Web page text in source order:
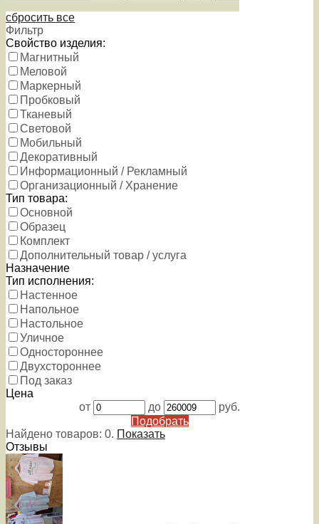
сбросить все
Фильтр
Свойство изделия:
Магнитный
Меловой
Маркерный
Пробковый
Тканевый
Световой
Мобильный
Декоративный
Информационный / Рекламный
Организационный / Хранение
Тип товара:
Основной
Образец
Комплект
Дополнительный товар / услуга
Назначение
Тип исполнения:
Настенное
Напольное
Настольное
Уличное
Одностороннее
Двухстороннее
Под заказ
Цена
от
до
руб.
Подобрать
Найдено товаров: 0. Показать
Отзывы